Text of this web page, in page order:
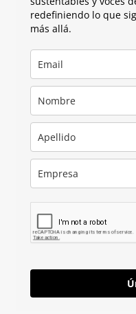
redefiniendo lo que
más allá.